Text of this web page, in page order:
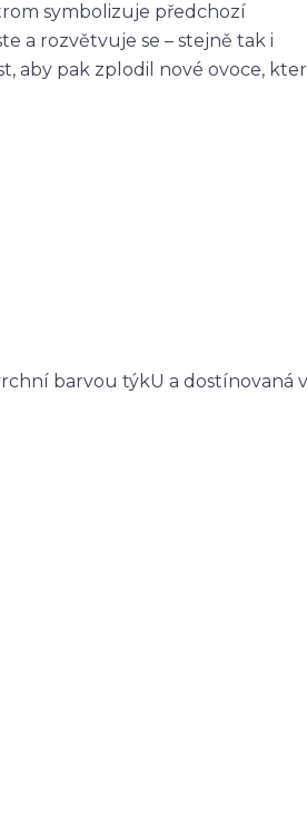
symbolizuje předchozí
a rozvětvuje se – stejně tak i
aby pak zplodil nové ovoce,
barvou týkU a dostínovaná v